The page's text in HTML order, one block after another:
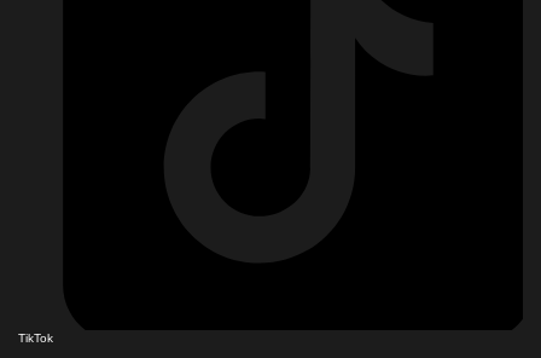
TikTok